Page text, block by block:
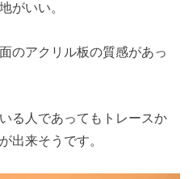
がいい。
のアクリル板の質感があっ
る人であってもトレースか
出来そうです。